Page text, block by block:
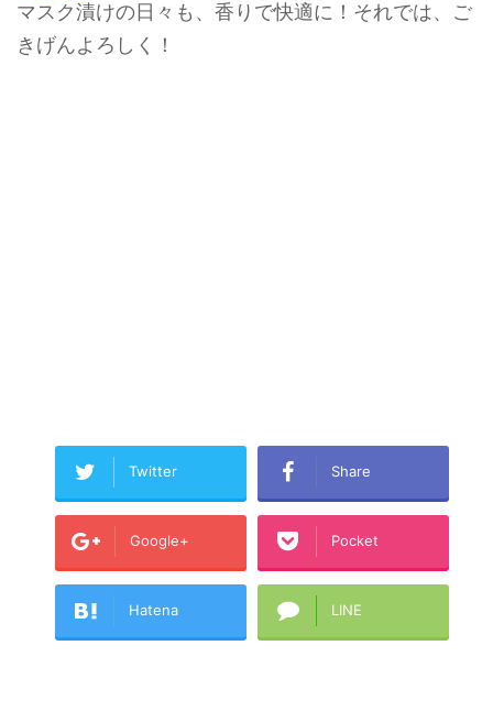
マスク漬けの日々も、香りで快適に！それでは、 ご
きげんよろしく！
Twitter Share
Google+ Pocket
Hatena LINE